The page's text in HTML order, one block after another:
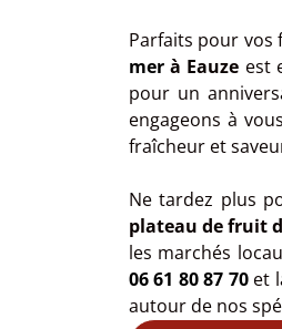
Parfaits pour vos
merà Eauze est
pour un
engageons à
fraîcheur et
Ne tardez plus
plateau de fruit
les marchés
06 61 80 87 70et
autour de nos